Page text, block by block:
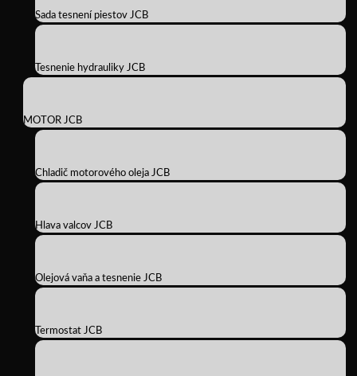
Sada tesnení piestov JCB
Tesnenie hydrauliky JCB
MOTOR JCB
Chladič motorového oleja JCB
Hlava valcov JCB
Olejová vaňa a tesnenie JCB
Termostat JCB